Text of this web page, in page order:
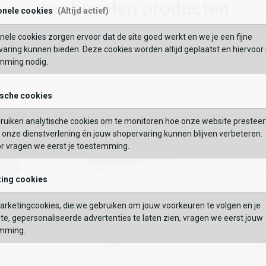
AAN WINKELTAS
op postcode of gebruik jouw locatie om de voorraad in een van onze
te bekijken.
Aanbevolen producten
Sub55
109,99
79,99
Wishlist
Sub55
Sneakers Laag
79,99
Wishlist
Sub55
Sneakers
69,99
Sub55
Sneakers
69,99
BEKIJK
Vaak samen gekocht met
cookies (Altijd actief)
cookies zorgen ervoor dat de site goed werkt en we je een fijne
kunnen bieden. Deze cookies worden altijd geplaatst en hiervoor
nodig.
cookies
analytische cookies om te monitoren hoe onze website
onze dienstverlening én jouw shopervaring kunnen blijven verbeteren.
vragen we eerst je toestemming.
cookies
die we gebruiken om jouw voorkeuren te volgen en je
gepersonaliseerde advertenties te laten zien, vragen we eerst jouw